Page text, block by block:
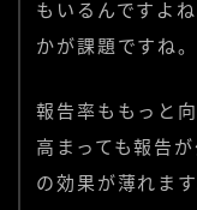
もいるんですよ
かが課題ですね。
報告率ももっと
高まっても報告
の効果が薄れま